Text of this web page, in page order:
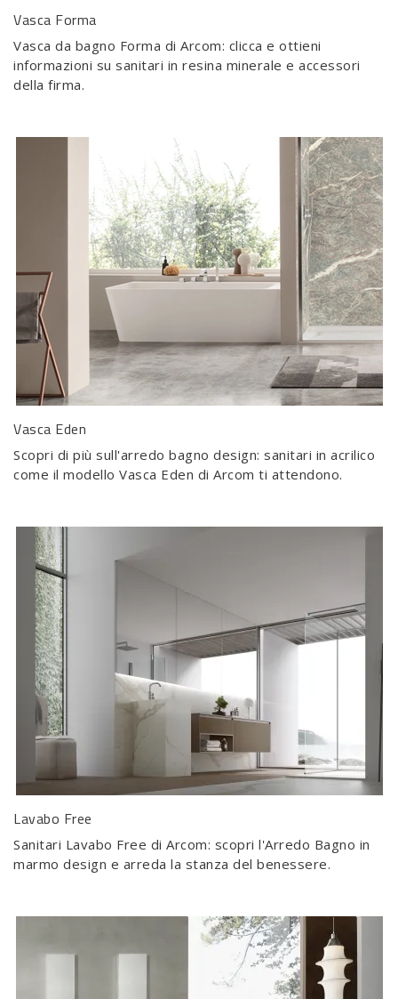
Vasca Forma
Vasca da bagno Forma di Arcom: clicca e ottieni
informazioni su sanitari in resina minerale e accessori
della firma.
Vasca Eden
Scopri di più sull'arredo bagno design: sanitari in acrilico
come il modello Vasca Eden di Arcom ti attendono.
Lavabo Free
Sanitari Lavabo Free di Arcom: scopri l'Arredo Bagno in
marmo design e arreda la stanza del benessere.